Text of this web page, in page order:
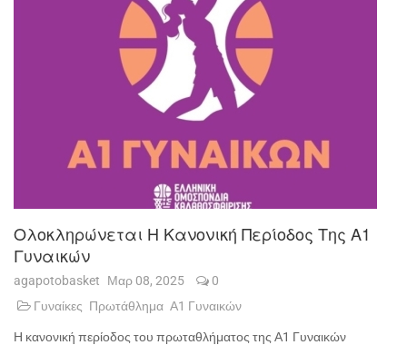
Ολοκληρώνεται Η Κανονική Περίοδος Της Α1
Γυναικών
agapotobasket Μαρ 08, 2025
0
Γυναίκες Πρωτάθλημα Α1 Γυναικών
Η κανονική περίοδος του πρωταθλήματος της Α1 Γυναικών